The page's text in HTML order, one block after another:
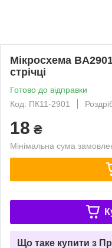
Мікросхема
стрічці
Готово до відправки
Код: ПК11-2901
18 ₴
Мінімальна сума
Що таке купити з